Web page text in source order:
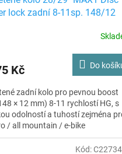
lock zadní 8-11sp. 148/12
Kč Do
zadní kolo pro pevnou boost
× 12 mm) 8-11 rychlostí HG, s
odolností a tuhostí zejména
/ all mountain / e-bike
Kód: